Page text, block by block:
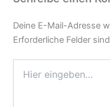
Deine E-Mail-Adresse
Erforderliche Felder
eingeben…